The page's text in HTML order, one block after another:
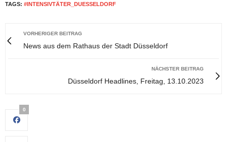
TAGS: #INTENSIVTÄTER_DUESSELDORF
VORHERIGER BEITRAG
News aus dem Rathaus der Stadt Düsseldorf
NÄCHSTER BEITRAG
Düsseldorf Headlines, Freitag, 13.10.2023
0